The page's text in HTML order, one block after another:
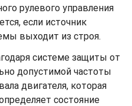
рулевого управления
если источник
выходит из строя.
системе защиты от
допустимой частоты
двигателя, которая
состояние